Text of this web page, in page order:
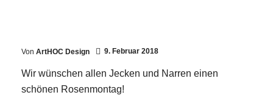
Von ArtHOC Design 9. Februar 2018
Wir wünschen allen Jecken und Narren einen
schönen Rosenmontag!